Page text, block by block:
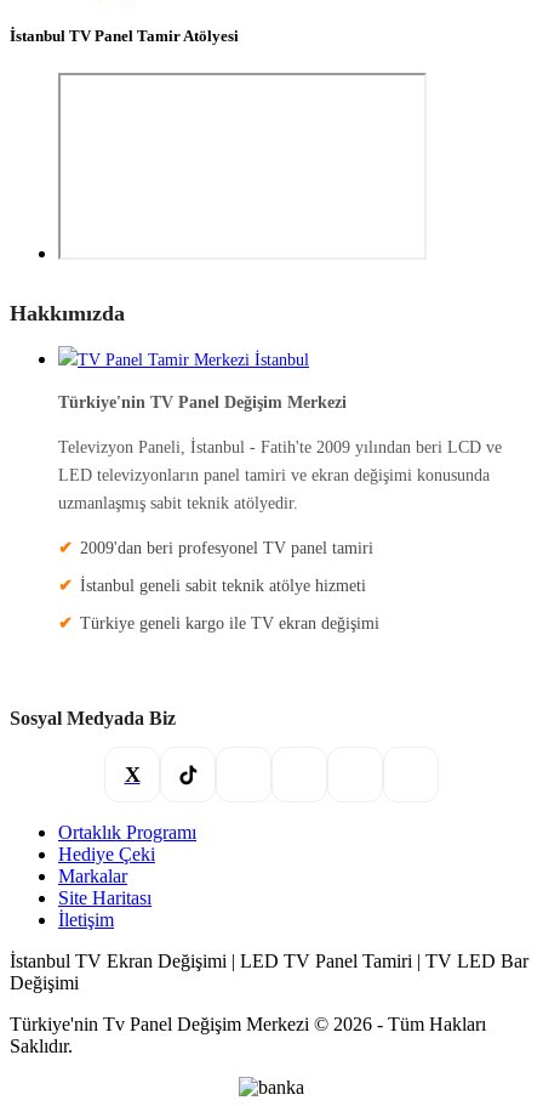
İstanbul TV Panel Tamir Atölyesi
Hakkımızda
Türkiye'nin TV Panel Değişim Merkezi
Televizyon Paneli, İstanbul - Fatih'te 2009 yılından beri LCD ve
LED televizyonların panel tamiri ve ekran değişimi konusunda
uzmanlaşmış sabit teknik atölyedir.
2009'dan beri profesyonel TV panel tamiri
İstanbul geneli sabit teknik atölye hizmeti
Türkiye geneli kargo ile TV ekran değişimi
Sosyal Medyada Biz
X
Ortaklık Programı
Hediye Çeki
Markalar
Site Haritası
İletişim
İstanbul TV Ekran Değişimi | LED TV Panel Tamiri | TV LED Bar
Değişimi
Türkiye'nin Tv Panel Değişim Merkezi © 2026 - Tüm Hakları
Saklıdır.